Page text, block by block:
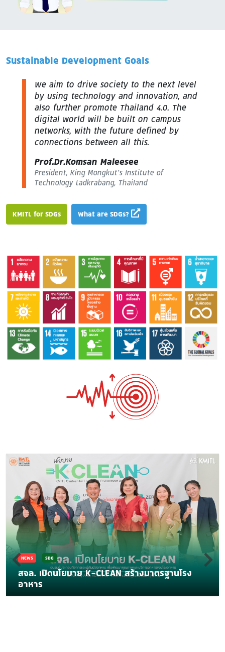
Sustainable Development Goals
We aim to drive society to the next level
by using technology and innovation, and
also further promote Thailand 4.0. The
digital world will be built on campus
networks, with the future defined by
connections between all this.
Prof.Dr.Komsan Maleesee
President, King Mongkut’s Institute of
Technology Ladkrabang, Thailand
KMITL for SDGs What are SDGs?
Image
NEWS SDG
สจล. เปิดนโยบาย K-CLEAN สร้างมาตรฐานโรง
อาหาร